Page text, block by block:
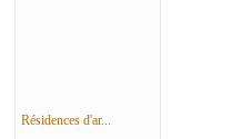
Résidences d'ar...